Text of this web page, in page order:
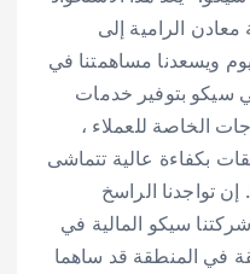
الرامية إلى
ويسعدنا مساهمتنا في
سيكو بتوفير خدمات
الخاصة للعملاء ،
بكفاءة عالية تتماشى
إن تواجدنا الراسخ
سيكو المالية في
في المنطقة قد ساهما